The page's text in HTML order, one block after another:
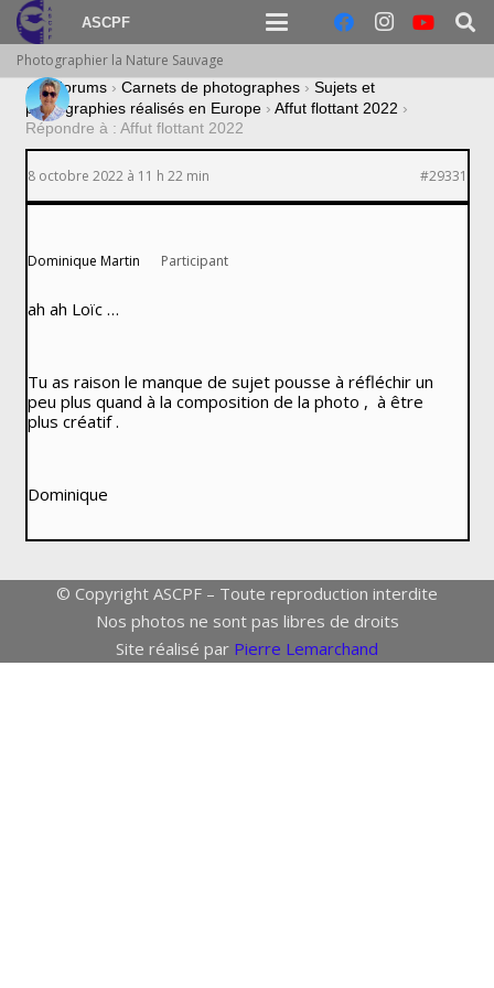
ASCPF
Photographier la Nature Sauvage
› Forums › Carnets de photographes › Sujets et
photographies réalisés en Europe › Affut flottant 2022 ›
Répondre à : Affut flottant 2022
8 octobre 2022 à 11 h 22 min #29331
Dominique Martin Participant
ah ah Loïc …
Tu as raison le manque de sujet pousse à réfléchir un
peu plus quand à la composition de la photo , à être
plus créatif .
Dominique
© Copyright ASCPF – Toute reproduction interdite
Nos photos ne sont pas libres de droits
Site réalisé par Pierre Lemarchand